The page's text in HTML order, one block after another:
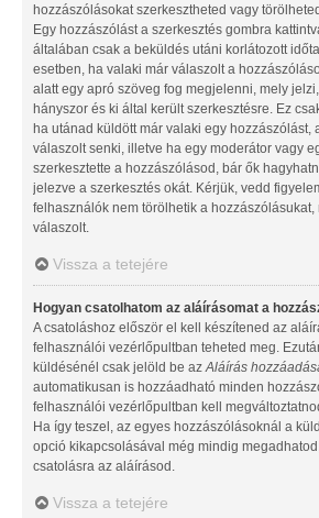
hozzászólásokat szerkesztheted vagy
Egy hozzászólást a szerkesztés gombra
általában csak a beküldés utáni korlátozott
esetben, ha valaki már válaszolt a
alatt egy apró szöveg fog megjelenni, mely
hányszor és ki által került szerkesztésre. Ez
ha utánad küldött már valaki egy hozzászólást,
válaszolt senki, illetve ha egy moderátor vagy
szerkesztette a hozzászólásod, bár ők
jelezve a szerkesztés okát. Kérjük, vedd
felhasználók nem törölhetik a hozzászólásukat,
válaszolt.
Vissza a tetejére
Hogyan csatolhatom az aláírásomat a
A csatoláshoz először el kell készítened az
felhasználói vezérlőpultban teheted meg.
küldésénél csak jelöld be az Aláírás
automatikusan is hozzáadható minden
felhasználói vezérlőpultban kell
Ha így teszel, az egyes hozzászólásoknál a
opció kikapcsolásával még mindig
csatolásra az aláírásod.
Vissza a tetejére